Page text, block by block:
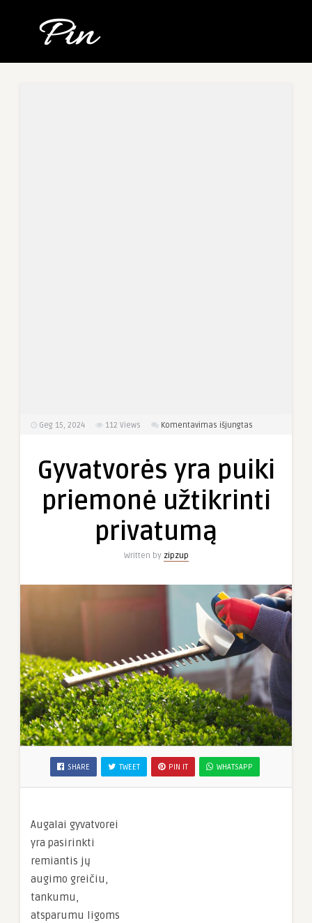
Geg 15, 2024 112 Views Komentavimas išjungtas
puiki
Gyvatvorės yra puiki
priemonė užtikrinti
privatumą
Written by zipzup
SHARE TWEET PIN IT WHATSAPP
Augalai gyvatvorei
yra pasirinkti
remiantis jų
augimo greičiu,
tankumu,
atsparumu ligoms